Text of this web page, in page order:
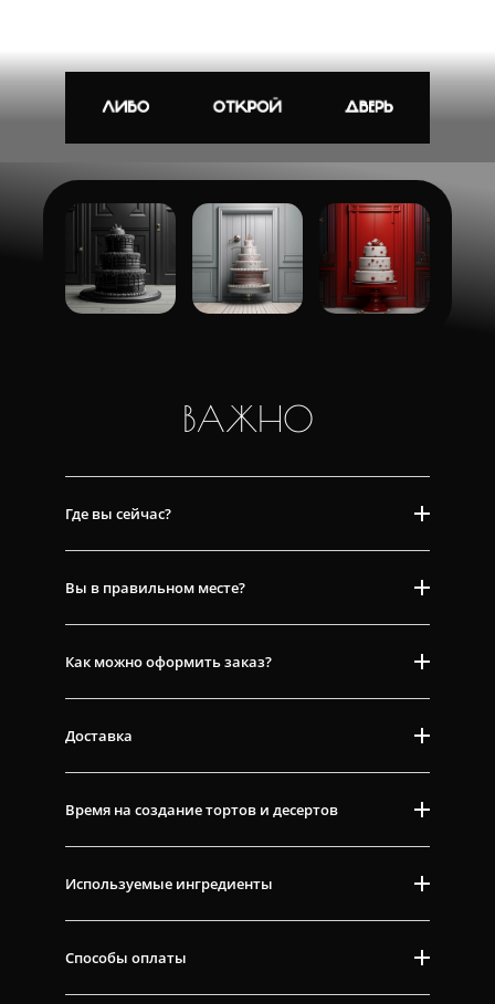
ВАЖНО
Где вы сейчас?
Вы в правильном месте?
Как можно оформить заказ?
Доставка
Время на создание тортов и десертов
Используемые ингредиенты
Способы оплаты